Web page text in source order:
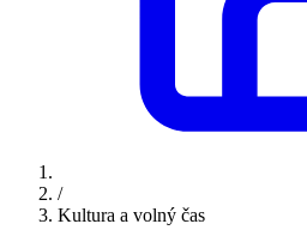
/
Kultura a volný čas